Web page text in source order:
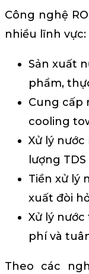
Công nghệ
nhiều lĩnh vực:
Sản xuất
phẩm,
Cung cấp
cooling
Xử lý
lượng TDS
Tiền xử lý
xuất đòi
Xử lý
phí và
Theo các